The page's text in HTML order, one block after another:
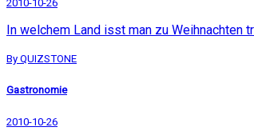
2010-10-26
In welchem Land isst man zu
By QUIZSTONE
Gastronomie
2010-10-26